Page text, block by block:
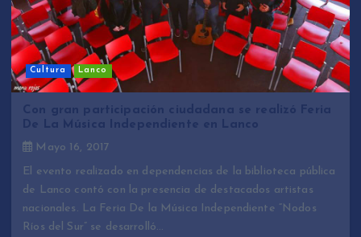
Cultura Lanco
Con gran participación ciudadana se realizó Feria
De La Música Independiente en Lanco
Mayo 16, 2017
El evento realizado en dependencias de la biblioteca pública
de Lanco contó con la presencia de destacados artistas
nacionales. La Feria De la Música Independiente “Nodos
Ríos del Sur” se desarrolló…